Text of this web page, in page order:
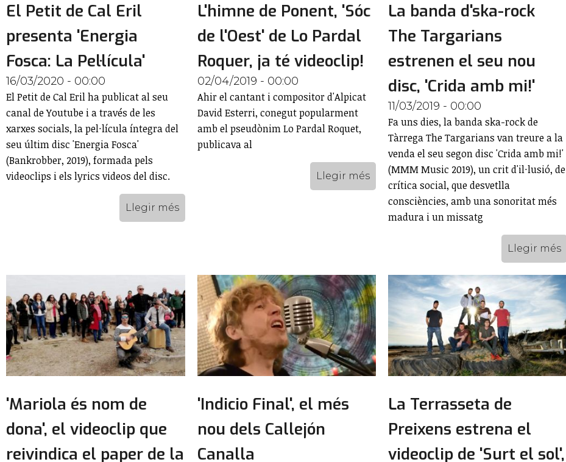
El Petit de Cal Eril
presenta 'Energia
Fosca: La Pel·lícula'
16/03/2020 - 00:00
El Petit de Cal Eril ha publicat al seu
canal de Youtube i a través de les
xarxes socials, la pel·lícula íntegra del
seu últim disc 'Energia Fosca'
(Bankrobber, 2019), formada pels
videoclips i els lyrics videos del disc.
Llegir més
L'himne de Ponent, 'Sóc
de l'Oest' de Lo Pardal
Roquer, ja té videoclip!
02/04/2019 - 00:00
Ahir el cantant i compositor d'Alpicat
David Esterri, conegut popularment
amb el pseudònim Lo Pardal Roquet,
publicava al
Llegir més
La banda d'ska-rock
The Targarians
estrenen el seu nou
disc, 'Crida amb mi!'
11/03/2019 - 00:00
Fa uns dies, la banda ska-rock de
Tàrrega The Targarians van treure a la
venda el seu segon disc 'Crida amb mi!'
(MMM Music 2019), un crit d'il·lusió, de
crítica social, que desvetlla
consciències, amb una sonoritat més
madura i un missatg
Llegir més
'Mariola és nom de
dona', el videoclip que
reivindica el paper de la
'Indicio Final', el més
nou dels Callejón
Canalla
La Terrasseta de
Preixens estrena el
videoclip de 'Surt el sol',